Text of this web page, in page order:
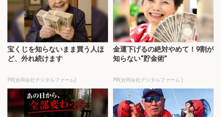
宝くじを知らないまま買う人ほ
ど、外れ続けます
PR(合同会社デジタルファーム)
金運下げるの絶対やめて！9割が
知らない“貯金術”
PR(合同会社デジタルファーム )